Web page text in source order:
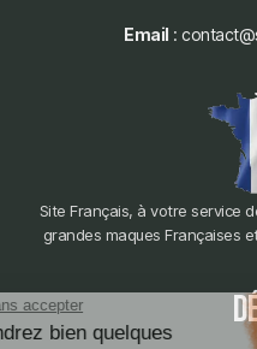
Email :
Site Français, à votre service
grandes maques Françaises